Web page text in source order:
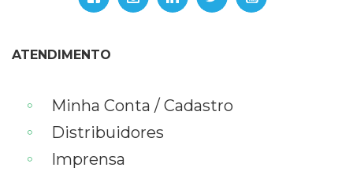
ATENDIMENTO
Minha Conta / Cadastro
Distribuidores
Imprensa